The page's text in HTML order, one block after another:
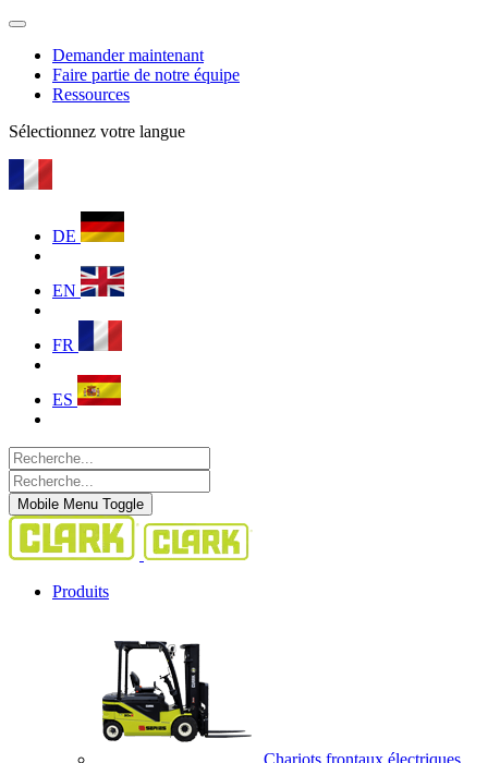
Demander maintenant
Faire partie de notre équipe
Ressources
Sélectionnez votre langue
DE
EN
FR
ES
Mobile Menu Toggle
Produits
Chariots frontaux électriques